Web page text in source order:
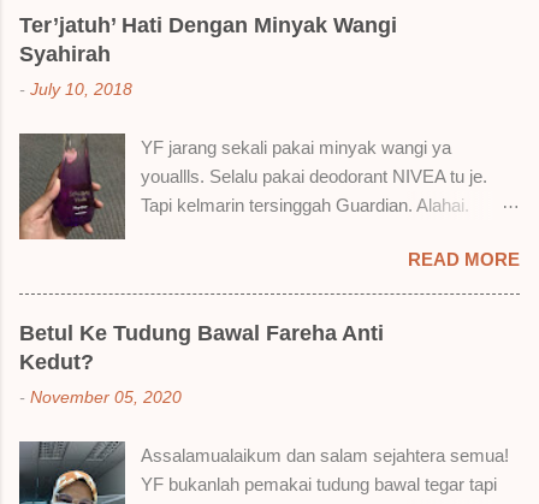
atas, Cornflakes Madu, Strawberry Semprit &
Rose Makmur Setelah dicuba dengan pelbagai
suka tu boleh adjust. Don't worry! Aku start
dengan yang elok dulu lah ek! Pros 1) OMG!
Ringan gila tekstur dia bila dah kering. Serious!
Lembut plak jadinya bibir ni and smooth gitu. 3)
Bila minum air, still nampak bekas lipstick kat
gelas tapi tak obvious pun. Sikit sangat. Tapi tak
makan berpinggan-pinggan. 4) Senang nak
Ter’jatuh’ Hati Dengan Minyak Wangi
Syahirah
- July 10, 2018
YF jarang sekali pakai minyak wangi ya
youallls. Selalu pakai deodorant NIVEA tu je.
Tapi kelmarin tersinggah Guardian. Alahai.
dalam Guardian, ternampaklah minyak wangi
Syahirah ni. Kebetulan ada sale . RM18 je tau.
Harga adal tak pasti plak. May be dalam RM20
macam tu. Dah lama tak pakai perfume , ambil
redhanya sebab tak tahu lah wangian dia tu
Magnifique ya anak-anak semua. Bau sweet-
sweet gitu. Lembut je. Bertambah plak dengan
READ MORE
Betul Ke Tudung Bawal Fareha Anti
Kedut?
- November 05, 2020
Assalamualaikum dan salam sejahtera semua!
YF bukanlah pemakai tudung bawal tegar tapi